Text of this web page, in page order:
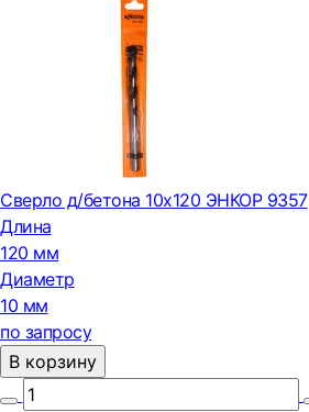
Сверло д/бетона 10х120 ЭНКОР 9357
Длина
120 мм
Диаметр
10 мм
по запросу
В корзину